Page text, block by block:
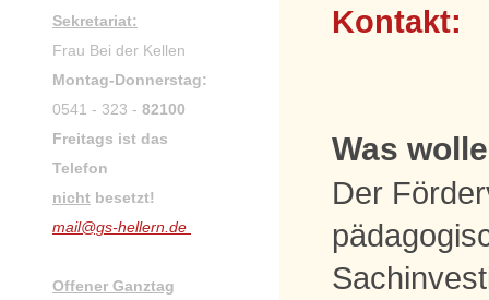
Was
Der
Sekretariat:
Frau Bei der Kellen
Montag-Donnerstag:
0541 - 323 - 82100
Freitags ist das
Telefon
nicht besetzt!
mail@gs-hellern.de
Offener Ganztag